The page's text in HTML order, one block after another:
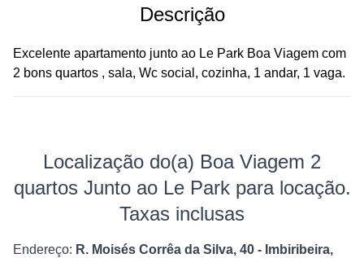
Descrição
Excelente apartamento junto ao Le Park Boa Viagem com
2 bons quartos , sala, Wc social, cozinha, 1 andar, 1 vaga.
Localização do(a) Boa Viagem 2
quartos Junto ao Le Park para locação.
Taxas inclusas
Endereço: R. Moisés Corrêa da Silva, 40 - Imbiribeira,